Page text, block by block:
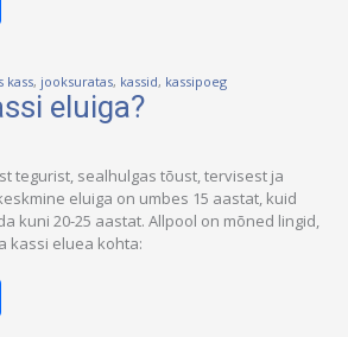
kass, jooksuratas, kassid, kassipoeg
eluiga?
tegurist, sealhulgas tõust, tervisest ja
eluiga on umbes 15 aastat, kuid
kuni 20-25 aastat. Allpool on mõned lingid,
kassi eluea kohta: